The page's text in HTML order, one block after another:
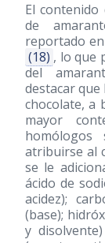
El
de
reportado
(18) , lo que
del
destacar
chocolate, a
mayor
atribuirse al
se le
ácido de
acidez);
(base);
y